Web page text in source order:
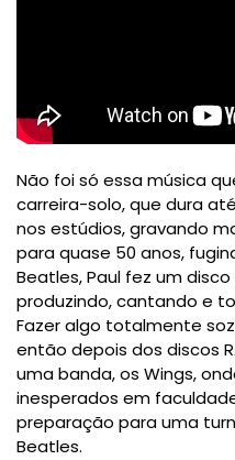
Não foi só essa música
carreira-solo, que dura
nos estúdios, gravando
para quase 50 anos,
Beatles, Paul fez um
produzindo, cantando e
Fazer algo totalmente
então depois dos discos
uma banda, os Wings,
inesperados em
preparação para uma
Beatles.